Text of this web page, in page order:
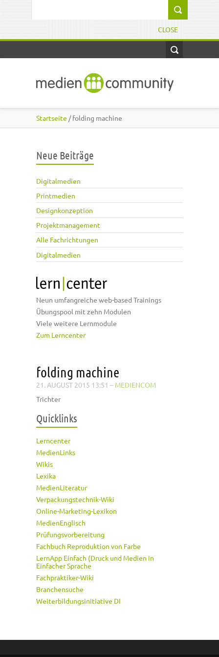
CLOSE
Startseite / folding machine
Neue Beiträge
Digitalmedien
Printmedien
Designkonzeption
Projektmanagement
Alle Fachrichtungen
Digitalmedien
Neun umfangreiche web-based Trainings
Übungspool mit zehn Modulen
Viele weitere Lernmodule
Zum Lerncenter
folding machine
21. AUGUST 2015 13:51 – MEDIENCOM
Trichter
Quicklinks
Lerncenter
MedienLinks
Wikis
Lexika
MedienLiteratur
Verpackungstechnik-Wiki
Online-Marketing-Lexikon
MedienEnglisch
Prüfungsvorbereitung
Fachbuch Reproduktion von Farbe
LernApp Einfach (Druck und Medien in
Einfacher Sprache
Fachpraktiker-Wiki
Branchensuche
Weiterbildungsinitiative DI